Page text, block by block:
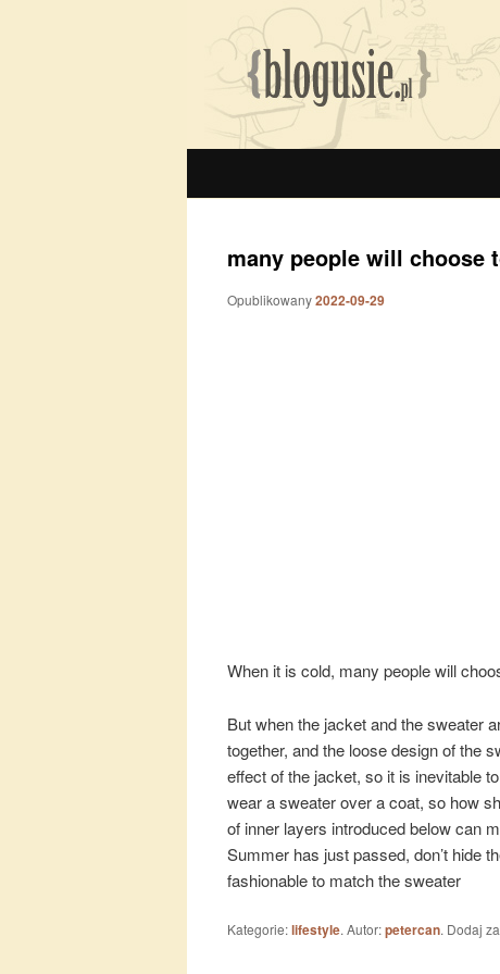
many people will choose
Opublikowany2022-09-29
When it is cold, many people will
But when the jacket and the sweater
together, and the loose design of the
effect of the jacket, so it is inevitable
wear a sweater over a coat, so how
of inner layers introduced below can
Summer has just passed, don’t hide
fashionable to match the sweater
Kategorie:lifestyle. Autor:petercan. Dodaj